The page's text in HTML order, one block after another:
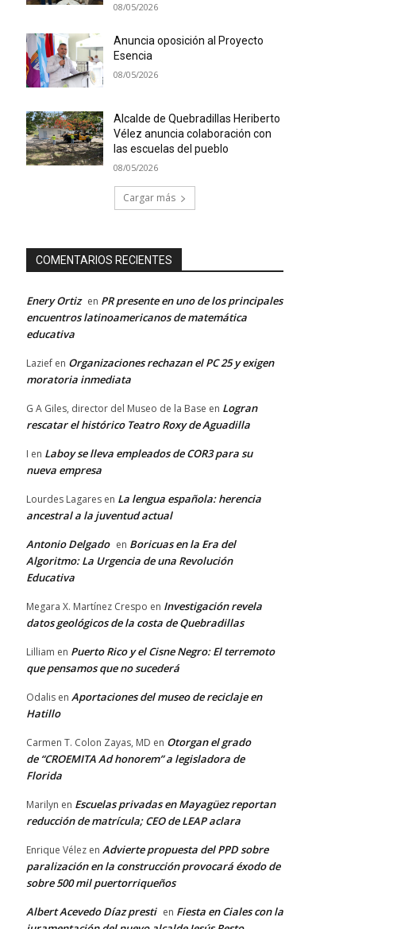
08/05/2026
Anuncia oposición al Proyecto
Esencia
08/05/2026
Alcalde de Quebradillas Heriberto
Vélez anuncia colaboración con
las escuelas del pueblo
08/05/2026
Cargar más
COMENTARIOS RECIENTES
Enery Ortiz en PR presente en uno de los principales
encuentros latinoamericanos de matemática
educativa
Lazief en Organizaciones rechazan el PC 25 y exigen
moratoria inmediata
G A Giles, director del Museo de la Base en Logran
rescatar el histórico Teatro Roxy de Aguadilla
I en Laboy se lleva empleados de COR3 para su
nueva empresa
Lourdes Lagares en La lengua española: herencia
ancestral a la juventud actual
Antonio Delgado en Boricuas en la Era del
Algoritmo: La Urgencia de una Revolución
Educativa
Megara X. Martínez Crespo en Investigación revela
datos geológicos de la costa de Quebradillas
Lilliam en Puerto Rico y el Cisne Negro: El terremoto
que pensamos que no sucederá
Odalis en Aportaciones del museo de reciclaje en
Hatillo
Carmen T. Colon Zayas, MD en Otorgan el grado
de “CROEMITA Ad honorem” a legisladora de
Florida
Marilyn en Escuelas privadas en Mayagüez reportan
reducción de matrícula; CEO de LEAP aclara
Enrique Vélez en Advierte propuesta del PPD sobre
paralización en la construcción provocará éxodo de
sobre 500 mil puertorriqueños
Albert Acevedo Díaz presti en Fiesta en Ciales con la